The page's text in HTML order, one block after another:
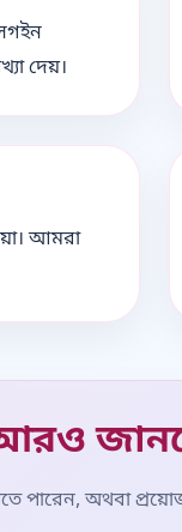
দেয়।
আমরা
পারেন, অথবা